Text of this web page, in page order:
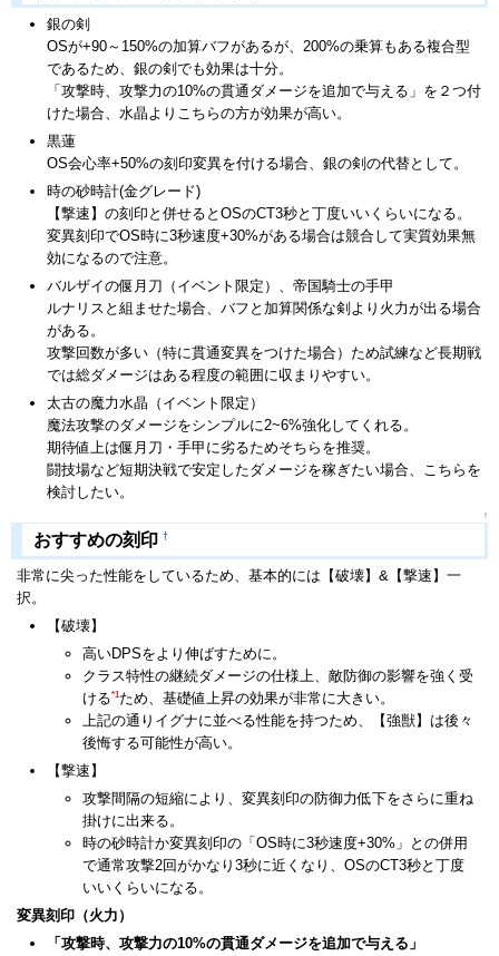
銀の剣
OSが+90～150%の加算バフがあるが、200%の乗算もある複合型
であるため、銀の剣でも効果は十分。
「攻撃時、攻撃力の10%の貫通ダメージを追加で与える」を２つ付
けた場合、水晶よりこちらの方が効果が高い。
黒蓮
OS会心率+50%の刻印変異を付ける場合、銀の剣の代替として。
時の砂時計(金グレード)
【撃速】の刻印と併せるとOSのCT3秒と丁度いいくらいになる。
変異刻印でOS時に3秒速度+30%がある場合は競合して実質効果無
効になるので注意。
バルザイの偃月刀（イベント限定）、帝国騎士の手甲
ルナリスと組ませた場合、バフと加算関係な剣より火力が出る場合
がある。
攻撃回数が多い（特に貫通変異をつけた場合）ため試練など長期戦
では総ダメージはある程度の範囲に収まりやすい。
太古の魔力水晶（イベント限定）
魔法攻撃のダメージをシンプルに2~6%強化してくれる。
期待値上は偃月刀・手甲に劣るためそちらを推奨。
闘技場など短期決戦で安定したダメージを稼ぎたい場合、こちらを
検討したい。
↑
おすすめの刻印 †
非常に尖った性能をしているため、基本的には【破壊】&【撃速】一
択。
【破壊】
高いDPSをより伸ばすために。
クラス特性の継続ダメージの仕様上、敵防御の影響を強く受
ける*1ため、基礎値上昇の効果が非常に大きい。
上記の通りイグナに並べる性能を持つため、【強獣】は後々
後悔する可能性が高い。
【撃速】
攻撃間隔の短縮により、変異刻印の防御力低下をさらに重ね
掛けに出来る。
時の砂時計か変異刻印の「OS時に3秒速度+30%」との併用
で通常攻撃2回がかなり3秒に近くなり、OSのCT3秒と丁度
いいくらいになる。
変異刻印（火力）
「攻撃時、攻撃力の10%の貫通ダメージを追加で与える」